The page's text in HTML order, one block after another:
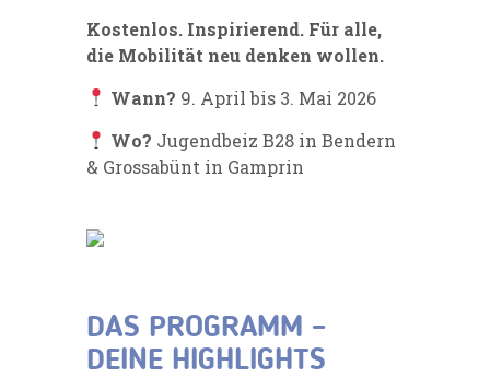
Kostenlos. Inspirierend. Für alle,
die Mobilität neu denken wollen.
Wann? 9. April bis 3. Mai 2026
Wo? Jugendbeiz B28 in Bendern
& Grossabünt in Gamprin
DAS PROGRAMM –
DEINE HIGHLIGHTS